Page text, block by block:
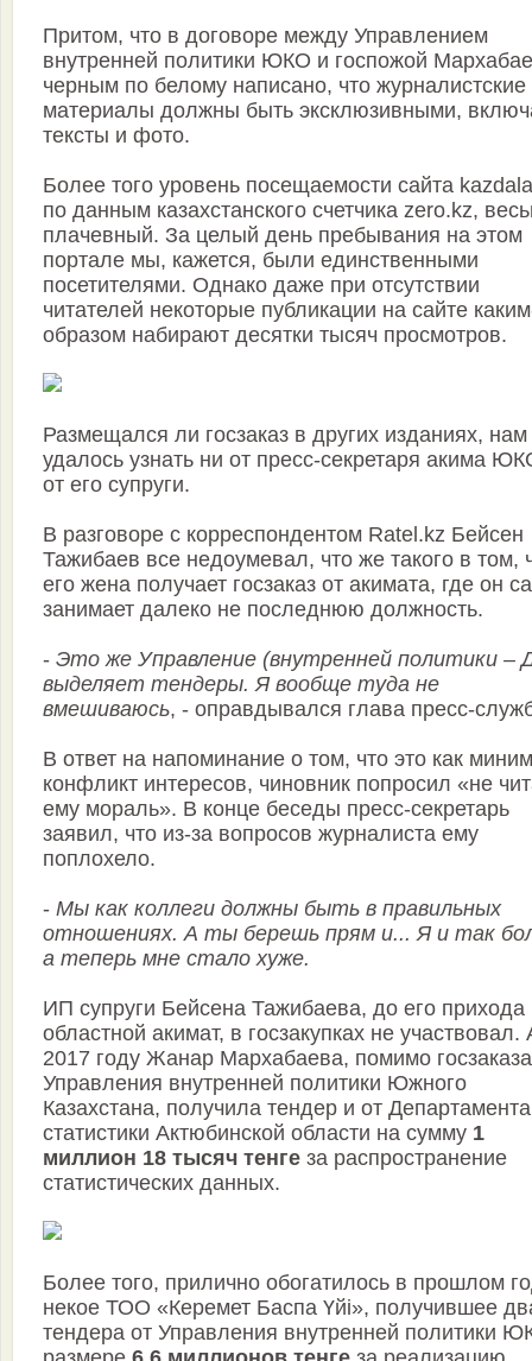
Притом, что в договоре между Управлением
внутренней политики ЮКО и госпожой
черным по белому написано, что журналистские
материалы должны быть эксклюзивными,
тексты и фото.
Более того уровень посещаемости сайта
по данным казахстанского счетчика zero.kz,
плачевный. За целый день пребывания на этом
портале мы, кажется, были единственными
посетителями. Однако даже при отсутствии
читателей некоторые публикации на сайте
образом набирают десятки тысяч просмотров.
Размещался ли госзаказ в других изданиях,
удалось узнать ни от пресс-секретаря акима
от его супруги.
В разговоре с корреспондентом Ratel.kz Бейсен
Тажибаев все недоумевал, что же такого в том,
его жена получает госзаказ от акимата, где он
занимает далеко не последнюю должность.
- Это же Управление (внутренней политики –
выделяет тендеры. Я вообще туда не
вмешиваюсь, - оправдывался глава пресс-
В ответ на напоминание о том, что это как
конфликт интересов, чиновник попросил «не
ему мораль». В конце беседы пресс-секретарь
заявил, что из-за вопросов журналиста ему
поплохело.
- Мы как коллеги должны быть в правильных
отношениях. А ты берешь прям и... Я и так
а теперь мне стало хуже.
ИП супруги Бейсена Тажибаева, до его прихода
областной акимат, в госзакупках не участвовал.
2017 году Жанар Мархабаева, помимо
Управления внутренней политики Южного
Казахстана, получила тендер и от Департамента
статистики Актюбинской области на сумму 1
миллион 18 тысяч тенге за распространение
статистических данных.
Более того, прилично обогатилось в прошлом
некое ТОО «Керемет Баспа Үйі», получившее
тендера от Управления внутренней политики